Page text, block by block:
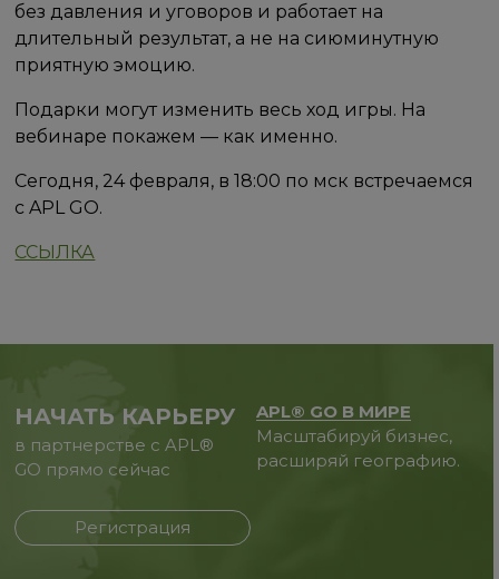
без давления и уговоров и работает на
длительный результат, а не на сиюминутную
приятную эмоцию.
Подарки могут изменить весь ход игры. На
вебинаре покажем — как именно.
Сегодня, 24 февраля, в 18:00 по мск встречаемся
с APL GO.
ССЫЛКА
НАЧАТЬ КАРЬЕРУ
в партнерстве с APL®
GO прямо сейчас
Регистрация
APL® GO В МИРЕ
Масштабируй бизнес,
расширяй географию.